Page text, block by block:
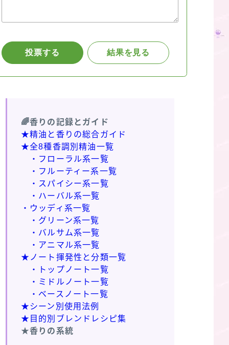
🌈香りの記録とガイド
★精油と香りの総合ガイド
★全8種香調別精油一覧
・フローラル系一覧
・フルーティー系一覧
・スパイシー系一覧
・ハーバル系一覧
・ウッディ系一覧
・グリーン系一覧
・バルサム系一覧
・アニマル系一覧
★ノート揮発性と分類一覧
・トップノート一覧
・ミドルノート一覧
・ベースノート一覧
★シーン別使用法例
★目的別ブレンドレシピ集
★香りの系統